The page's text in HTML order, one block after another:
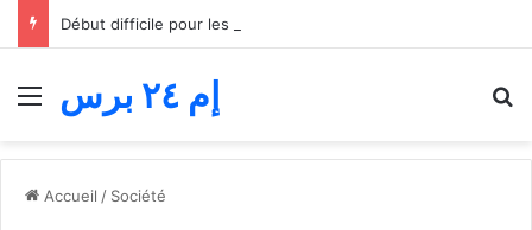
Menu إم ٢٤ برس
Accueil / Société